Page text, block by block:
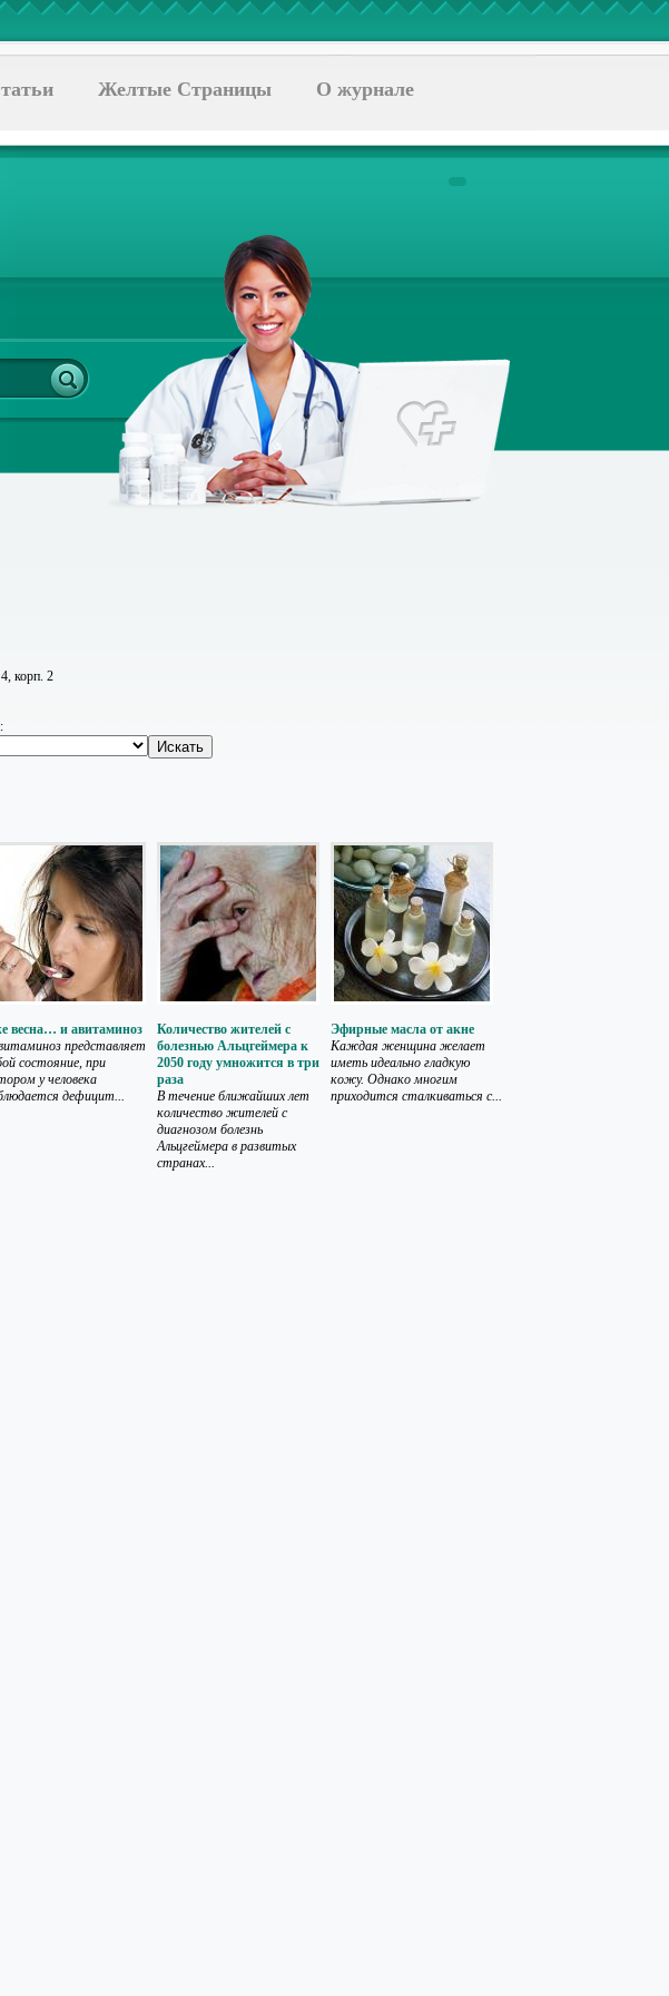
Желтые Страницы О журнале
корп. 2
весна… и авитаминоз
представляет
состояние, при
у человека
дефицит...
Количество жителей с
болезнью Альцгеймера к
2050 году умножится в три
раза
В течение ближайших лет
количество жителей с
диагнозом болезнь
Альцгеймера в развитых
странах...
Эфирные масла от акне
Каждая женщина желает
иметь идеально гладкую
кожу. Однако многим
приходится сталкиваться с...